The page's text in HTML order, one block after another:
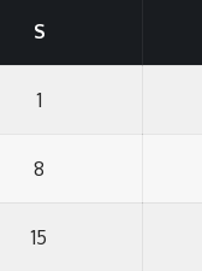
S
1
8
15